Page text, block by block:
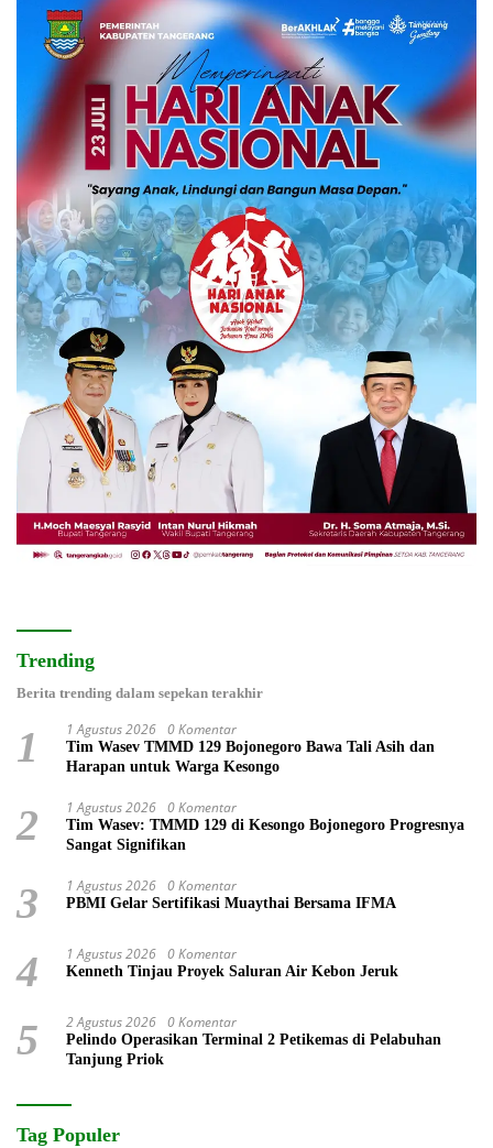
Trending
Berita trending dalam sepekan terakhir
1 1 Agustus 2026 0 Komentar
Tim Wasev TMMD 129 Bojonegoro Bawa Tali Asih dan
Harapan untuk Warga Kesongo
2 1 Agustus 2026 0 Komentar
Tim Wasev: TMMD 129 di Kesongo Bojonegoro Progresnya
Sangat Signifikan
3 1 Agustus 2026 0 Komentar
PBMI Gelar Sertifikasi Muaythai Bersama IFMA
4 1 Agustus 2026 0 Komentar
Kenneth Tinjau Proyek Saluran Air Kebon Jeruk
5 2 Agustus 2026 0 Komentar
Pelindo Operasikan Terminal 2 Petikemas di Pelabuhan
Tanjung Priok
Tag Populer